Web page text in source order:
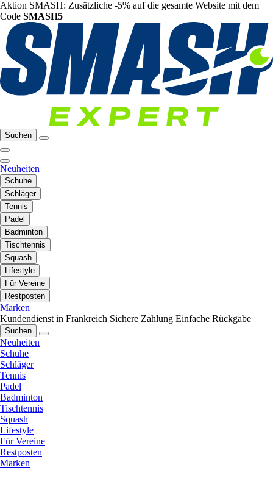
Aktion SMASH: Zusätzliche -5% auf die gesamte Website mit dem
Code SMASH5
Suchen
Neuheiten
Schuhe
Schläger
Tennis
Padel
Badminton
Tischtennis
Squash
Lifestyle
Für Vereine
Restposten
Marken
Kundendienst in Frankreich Sichere Zahlung Einfache Rückgabe
Suchen
Neuheiten
Schuhe
Schläger
Tennis
Padel
Badminton
Tischtennis
Squash
Lifestyle
Für Vereine
Restposten
Marken